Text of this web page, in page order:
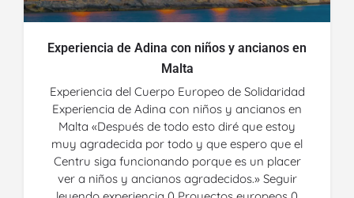
Experiencia de Adina con niños y ancianos en
Malta
Experiencia del Cuerpo Europeo de Solidaridad
Experiencia de Adina con niños y ancianos en
Malta «Después de todo esto diré que estoy
muy agradecida por todo y que espero que el
Centru siga funcionando porque es un placer
ver a niños y ancianos agradecidos.» Seguir